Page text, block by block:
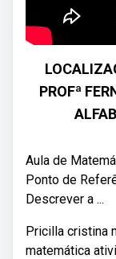
PROFª
Aula de
Ponto de
Descrever a ...
Pricilla cristina
matemática